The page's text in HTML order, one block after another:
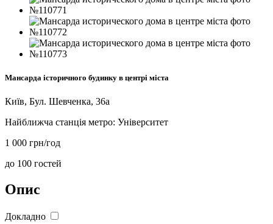
Мансарда історичного будинку в центрі міста
Київ, Бул. Шевченка, 36а
Найближча станція метро: Університет
1 000 грн/год
до 100 гостей
Опис
Докладно